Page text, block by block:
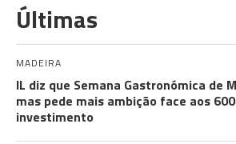
Últimas
MADEIRA
IL diz que Semana Gastronómica de
mas pede mais ambição face aos
investimento